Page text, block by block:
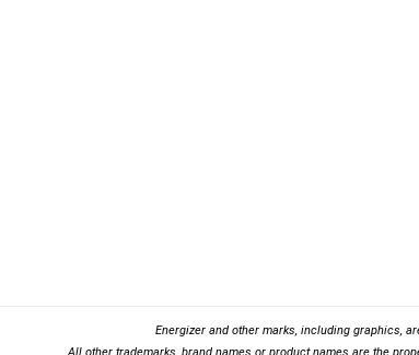
Energizer and other marks, including graphics,